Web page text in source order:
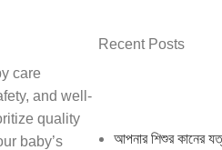
care
and well-
quality
baby’s
Recent Posts
আপনার শিশুর কানের